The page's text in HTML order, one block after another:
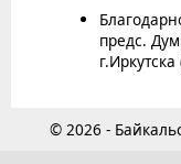
предс.
© 2026 -